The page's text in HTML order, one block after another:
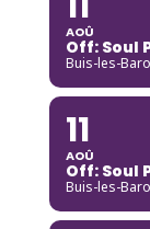
AOÛ
Off: Soul
Buis-les-
11
AOÛ
Off: Soul
Buis-les-